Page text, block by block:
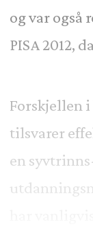
og var også
PISA 2012,
Forskjellen
tilsvarer
en